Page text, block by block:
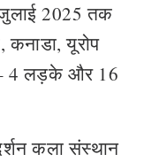
2025 तक
यूरोप
4 लड़के और 16
कला संस्थान